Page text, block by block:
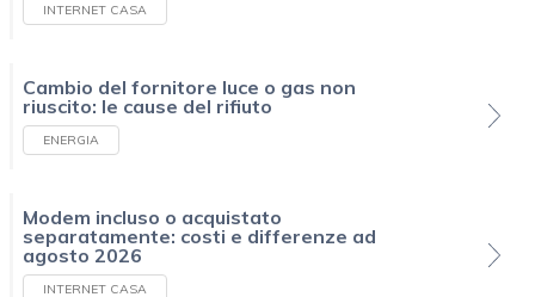
INTERNET CASA
Cambio del fornitore luce o gas non
riuscito: le cause del rifiuto
ENERGIA
Modem incluso o acquistato
separatamente: costi e differenze ad
agosto 2026
INTERNET CASA